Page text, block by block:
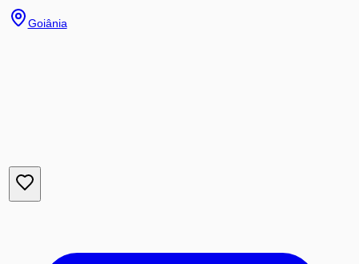
Goiânia